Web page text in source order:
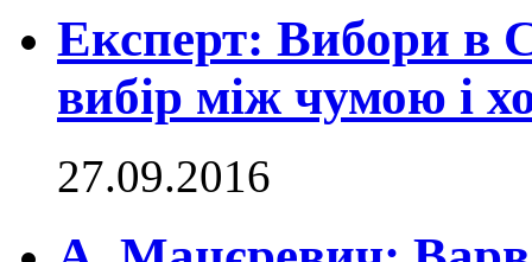
Експерт: Вибори в
вибір між чумою і
27.09.2016